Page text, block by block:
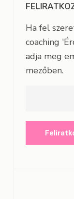
Ha fel
coaching
adja meg
mezőben.